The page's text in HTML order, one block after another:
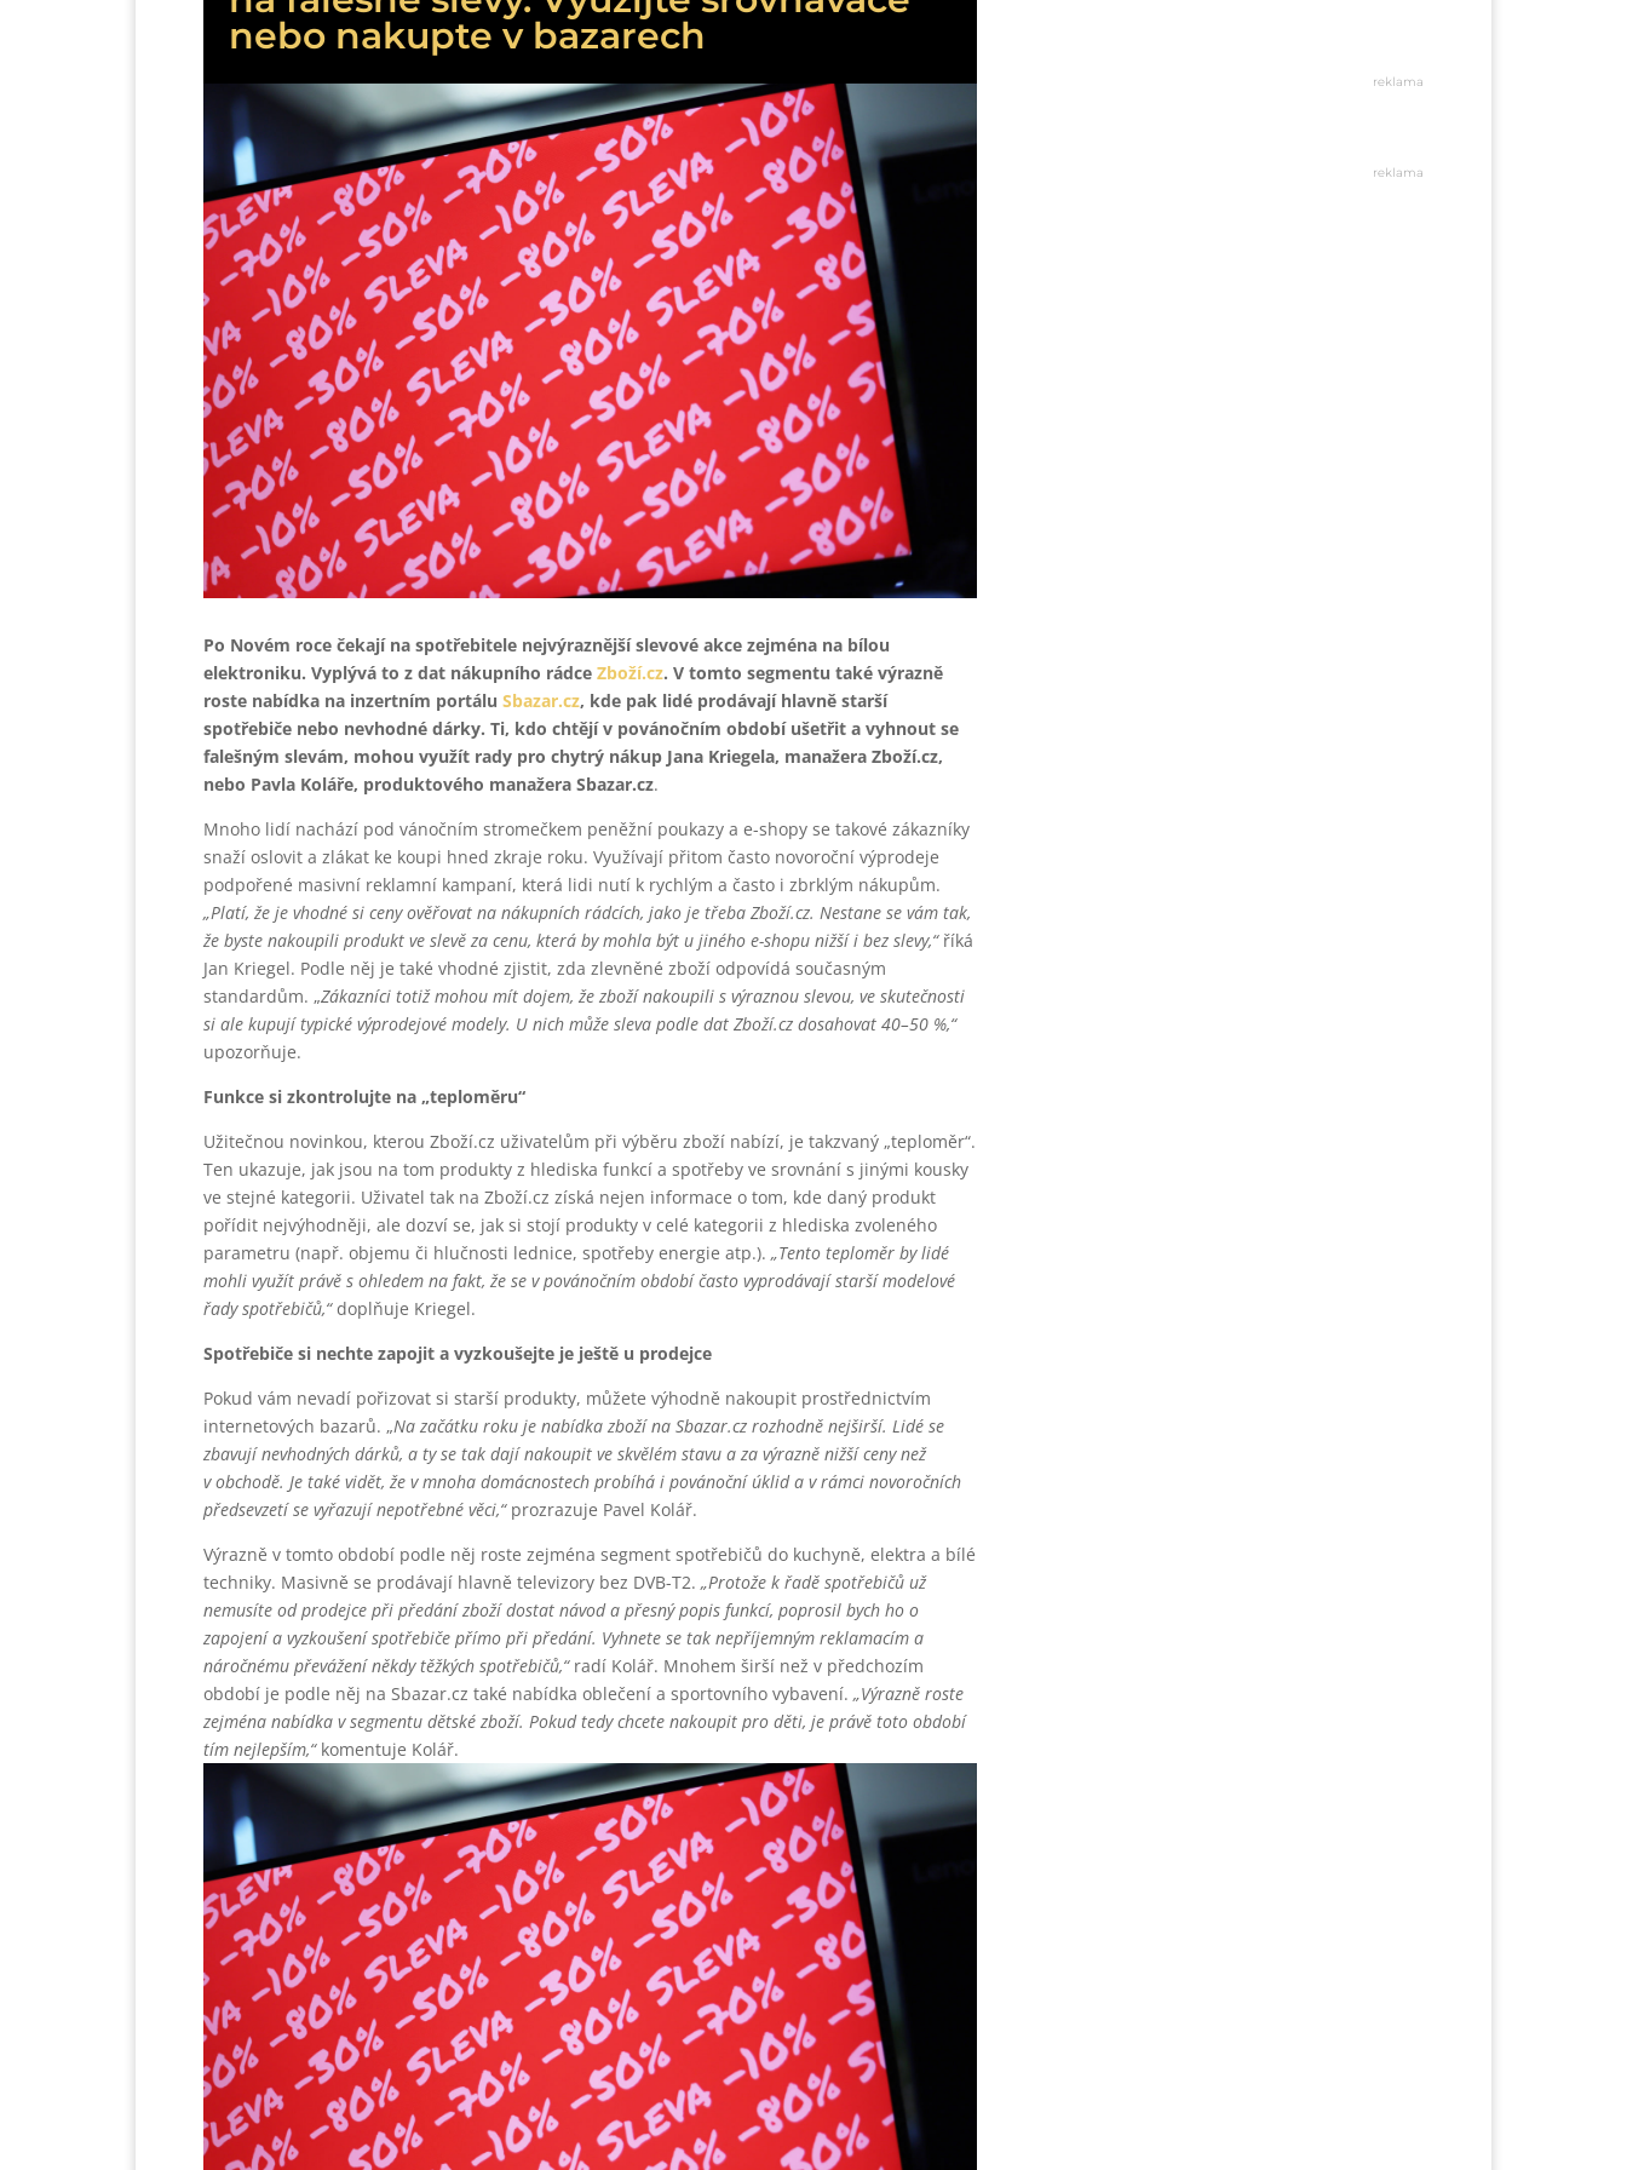
nebo nakupte v bazarech
Po Novém roce čekají na spotřebitele nejvýraznější slevové akce zejména na bílou
elektroniku. Vyplývá to z dat nákupního rádce Zboží.cz. V tomto segmentu také výrazně
roste nabídka na inzertním portálu Sbazar.cz, kde pak lidé prodávají hlavně starší
spotřebiče nebo nevhodné dárky. Ti, kdo chtějí v povánočním období ušetřit a vyhnout se
falešným slevám, mohou využít rady pro chytrý nákup Jana Kriegela, manažera Zboží.cz,
nebo Pavla Koláře, produktového manažera Sbazar.cz.
Mnoho lidí nachází pod vánočním stromečkem peněžní poukazy a e-shopy se takové zákazníky
snaží oslovit a zlákat ke koupi hned zkraje roku. Využívají přitom často novoroční výprodeje
podpořené masivní reklamní kampaní, která lidi nutí k rychlým a často i zbrklým nákupům.
„Platí, že je vhodné si ceny ověřovat na nákupních rádcích, jako je třeba Zboží.cz. Nestane se vám tak,
že byste nakoupili produkt ve slevě za cenu, která by mohla být u jiného e-shopu nižší i bez slevy,“říká
Jan Kriegel. Podle něj je také vhodné zjistit, zda zlevněné zboží odpovídá současným
standardům. „Zákazníci totiž mohou mít dojem, že zboží nakoupili s výraznou slevou, ve skutečnosti
si ale kupují typické výprodejové modely. U nich může sleva podle dat Zboží.cz dosahovat 40–50 %,“
upozorňuje.
Funkce si zkontrolujte na „teploměru“
Užitečnou novinkou, kterou Zboží.cz uživatelům při výběru zboží nabízí, je takzvaný „teploměr“.
Ten ukazuje, jak jsou na tom produkty z hlediska funkcí a spotřeby ve srovnání s jinými kousky
ve stejné kategorii. Uživatel tak na Zboží.cz získá nejen informace o tom, kde daný produkt
pořídit nejvýhodněji, ale dozví se, jak si stojí produkty v celé kategorii z hlediska zvoleného
parametru (např. objemu či hlučnosti lednice, spotřeby energie atp.). „Tento teploměr by lidé
mohli využít právě s ohledem na fakt, že se v povánočním období často vyprodávají starší modelové
řady spotřebičů,“doplňuje Kriegel.
Spotřebiče si nechte zapojit a vyzkoušejte je ještě u prodejce
Pokud vám nevadí pořizovat si starší produkty, můžete výhodně nakoupit prostřednictvím
internetových bazarů. „Na začátku roku je nabídka zboží na Sbazar.cz rozhodně nejširší. Lidé se
zbavují nevhodných dárků, a ty se tak dají nakoupit ve skvělém stavu a za výrazně nižší ceny než
v obchodě. Je také vidět, že v mnoha domácnostech probíhá i povánoční úklid a v rámci novoročních
předsevzetí se vyřazují nepotřebné věci,“prozrazuje Pavel Kolář.
Výrazně v tomto období podle něj roste zejména segment spotřebičů do kuchyně, elektra a bílé
techniky. Masivně se prodávají hlavně televizory bez DVB-T2. „Protože k řadě spotřebičů už
nemusíte od prodejce při předání zboží dostat návod a přesný popis funkcí, poprosil bych ho o
zapojení a vyzkoušení spotřebiče přímo při předání. Vyhnete se tak nepříjemným reklamacím a
náročnému převážení někdy těžkých spotřebičů,“radí Kolář. Mnohem širší než v předchozím
období je podle něj na Sbazar.cz také nabídka oblečení a sportovního vybavení. „Výrazně roste
zejména nabídka v segmentu dětské zboží. Pokud tedy chcete nakoupit pro děti, je právě toto období
tím nejlepším,“komentuje Kolář.
reklama
reklama